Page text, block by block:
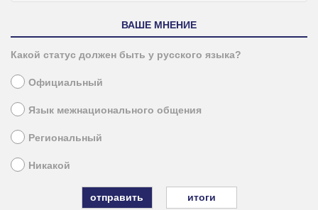
ВАШЕ МНЕНИЕ
Какой статус должен быть у русского языка?
Официальный
Язык межнационального общения
Региональный
Никакой
итоги